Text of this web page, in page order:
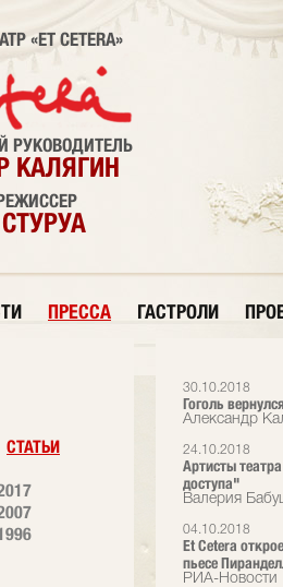
«ET CETERA»
РУКОВОДИТЕЛЬ
КАЛЯГИН
ПРЕССА ГАСТРОЛИ
30.10.2018
Гоголь
Александр
24.10.2018
Артисты
доступа"
Валерия
04.10.2018
Et Cetera
пьесе
РИА-Новости
СТАТЬИ